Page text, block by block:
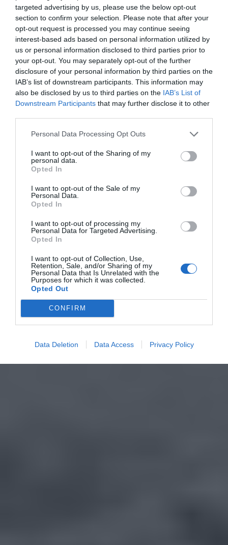
targeted advertising by us, please use the below opt-out
section to confirm your selection. Please note that after your
opt-out request is processed you may continue seeing
interest-based ads based on personal information utilized by
us or personal information disclosed to third parties prior to
your opt-out. You may separately opt-out of the further
disclosure of your personal information by third parties on the
IAB’s list of downstream participants. This information may
also be disclosed by us to third parties on the IAB’s List of
Downstream Participants that may further disclose it to other
Personal Data Processing Opt Outs
I want to opt-out of the Sharing of my
personal data.
Opted In
I want to opt-out of the Sale of my
Personal Data.
Opted In
I want to opt-out of processing my
Personal Data for Targeted Advertising.
Opted In
I want to opt-out of Collection, Use,
Retention, Sale, and/or Sharing of my
Personal Data that Is Unrelated with the
Purposes for which it was collected.
Opted Out
CONFIRM
Data Deletion Data Access Privacy Policy